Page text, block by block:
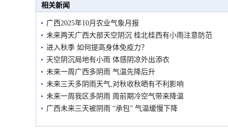
相关新闻
广西2025年10月农业气象月报
未来两天广西大部天空阴沉 桂北桂西有小雨注意防范
进入秋季 如何提高身体免疫力？
天空阴沉局地有小雨 体感阴凉外出添衣
未来一周广西多阴雨 气温先降后升
未来三天多阴雨天气,对秋收秋晒有不利影响
未来一周我区多阴雨 周前期冷空气带来降温
广西未来三天被阴雨 “承包” 气温缓慢下降